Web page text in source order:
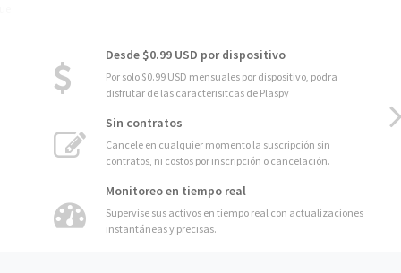
Sin contratos
Cancele en cualquier momento la suscripción sin
contratos, ni costos por inscripción o cancelación.
Monitoreo en tiempo real
Supervise sus activos en tiempo real con actualizaciones
instantáneas y precisas.